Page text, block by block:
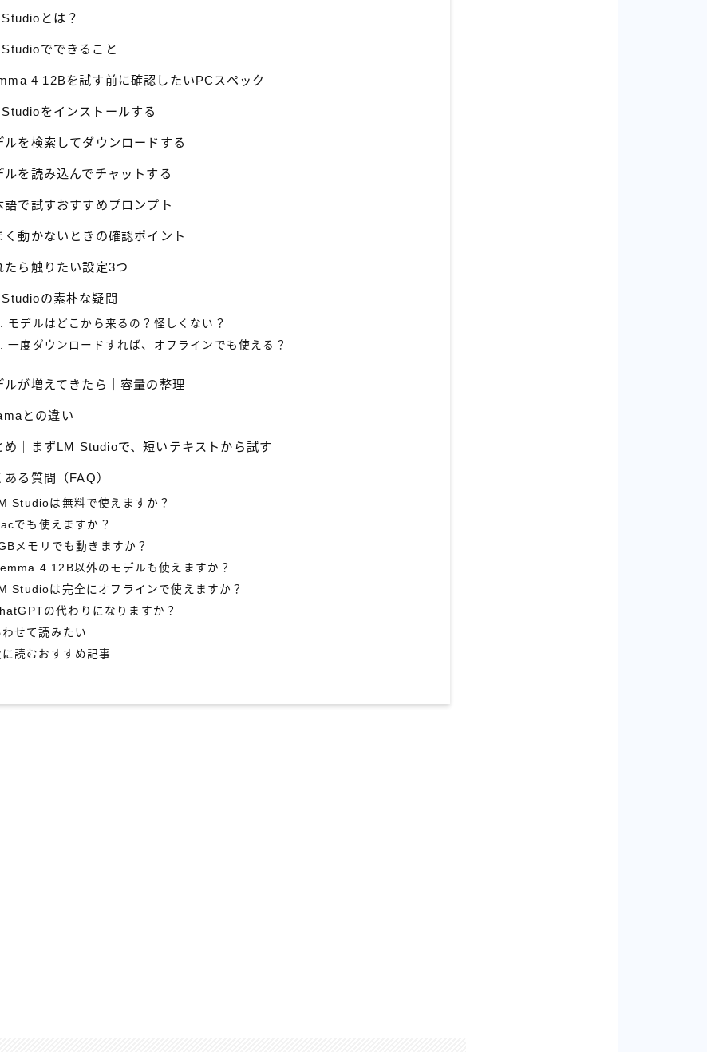
とは？
でできること
4 12Bを試す前に確認したいPCスペック
をインストールする
ルを検索してダウンロードする
ルを読み込んでチャットする
語で試すおすすめプロンプト
く動かないときの確認ポイント
たら触りたい設定3つ
の素朴な疑問
モデルはどこから来るの？怪しくない？
一度ダウンロードすれば、オフラインでも使える？
ルが増えてきたら｜容量の整理
との違い
め｜まずLM Studioで、短いテキストから試す
ある質問（FAQ）
Studioは無料で使えますか？
でも使えますか？
メモリでも動きますか？
4 12B以外のモデルも使えますか？
Studioは完全にオフラインで使えますか？
の代わりになりますか？
わせて読みたい
に読むおすすめ記事